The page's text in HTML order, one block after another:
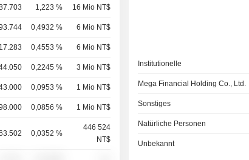
1,223 % 16 Mio NT$
0,4932 % 6 Mio NT$
0,4553 % 6 Mio NT$
0,2245 % 3 Mio NT$
0,0953 % 1 Mio NT$
0,0856 % 1 Mio NT$
0,0352 %
446 524
NT$
Institutionelle
Mega Financial Holding Co., Ltd.
Sonstiges
Natürliche Personen
Unbekannt